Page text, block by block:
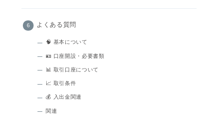
よくある質問
🧠 基本について
🪪 口座開設・必要書類
📊 取引口座について
📈 取引条件
💰 入出金関連
関連